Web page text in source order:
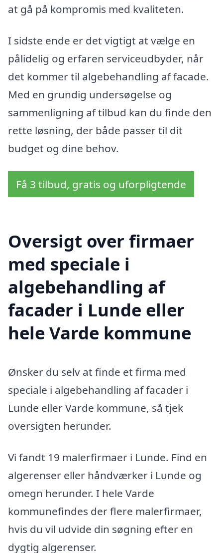
at gå på kompromis med kvaliteten.
I sidste ende er det vigtigt at vælge en
pålidelig og erfaren serviceudbyder, når
det kommer til algebehandling af facade.
Med en grundig undersøgelse og
sammenligning af tilbud kan du finde den
rette løsning, der både passer til dit
budget og dine behov.
Få 3 tilbud, gratis og uforpligtende
Oversigt over firmaer
med speciale i
algebehandling af
facader i Lunde eller
hele Varde kommune
Ønsker du selv at finde et firma med
speciale i algebehandling af facader i
Lunde eller Varde kommune, så tjek
oversigten herunder.
Vi fandt 19 malerfirmaer i Lunde. Find en
algerenser eller håndværker i Lunde og
omegn herunder. I hele Varde
kommunefindes der flere malerfirmaer,
hvis du vil udvide din søgning efter en
dygtig algerenser.